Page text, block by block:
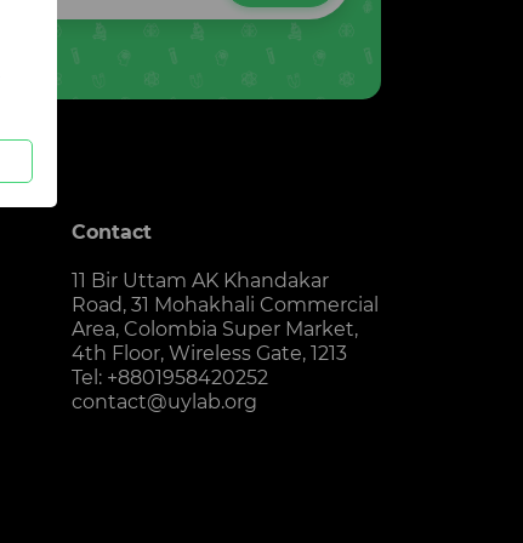
Contact
11 Bir Uttam AK Khandakar
Road, 31 Mohakhali Commercial
Area, Colombia Super Market,
4th Floor, Wireless Gate, 1213
Tel: +8801958420252
contact@uylab.org